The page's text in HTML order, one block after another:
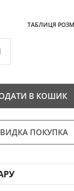
ТАБЛИЦЯ
В КОШИК
ПОКУПКА